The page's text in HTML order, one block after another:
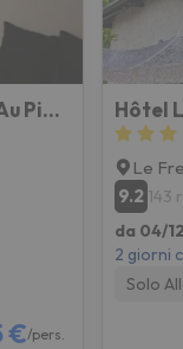
Louréa Studio 4 Pers Retour Skis Au Pieds
€/pers.
Hôtel
Le
9.2 143
da 04/
2 giorni
Solo